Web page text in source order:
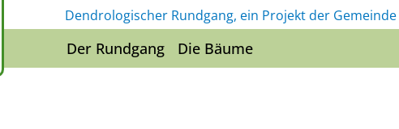
Dendrologischer Rundgang, ein Projekt der Gemeinde
Der Rundgang Die Bäume